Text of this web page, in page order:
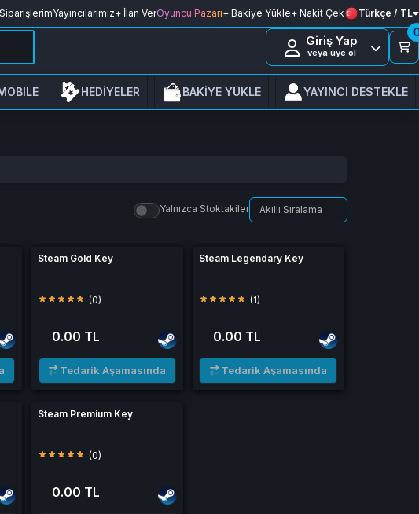
SiparişlerimYayıncılarımız+ İlan VerOyuncu Pazarı+ Bakiye Yükle+ Nakit Çek Türkçe / TL
Giriş Yap
veya üye ol
HEDİYELER BAKİYE YÜKLE YAYINCI DESTEKLE
Yalnızca Stoktakiler
Steam Gold Key
(0)
0.00 TL
Tedarik Aşamasında
Steam Legendary Key
(1)
0.00 TL
Tedarik Aşamasında
Steam Premium Key
(0)
0.00 TL